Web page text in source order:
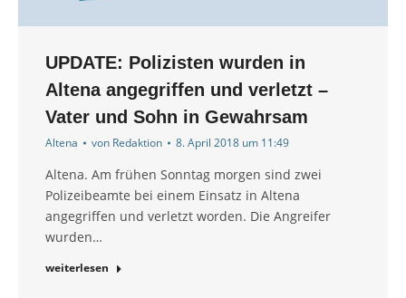
UPDATE: Polizisten wurden in
Altena angegriffen und verletzt –
Vater und Sohn in Gewahrsam
Altena von Redaktion 8. April 2018 um 11:49
Altena. Am frühen Sonntag morgen sind zwei
Polizeibeamte bei einem Einsatz in Altena
angegriffen und verletzt worden. Die Angreifer
wurden…
weiterlesen